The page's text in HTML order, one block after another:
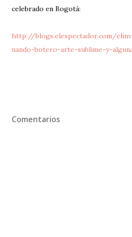
celebrado en Bogotá:
http://blogs.elespectador.com/
nando-botero-arte-sublime-y-
Comentarios